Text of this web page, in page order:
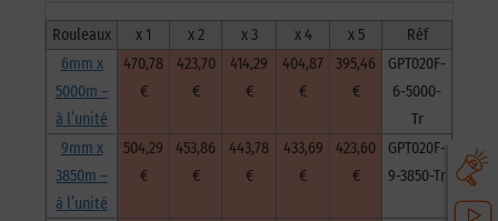
Rouleaux x 1 x 2 x 3 x 4 x 5
Réf
6mm x
5000m –
à l’unité
470,78
€
423,70
€
414,29
€
404,87
€
395,46
€
GPT020F-
6-5000-
Tr
9mm x
3850m –
à l’unité
504,29
€
453,86
€
443,78
€
433,69
€
423,60
€
GPT020F-
9-3850-Tr